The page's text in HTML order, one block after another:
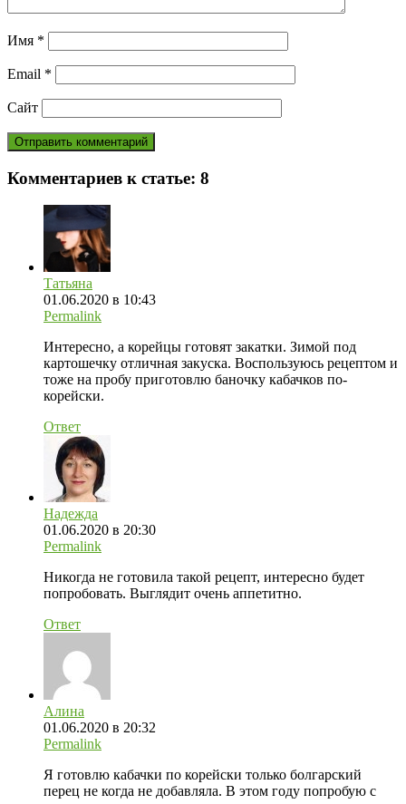
Имя *
Email *
Сайт
Комментариев к статье: 8
Татьяна
01.06.2020 в 10:43
Permalink
Интересно, а корейцы готовят закатки. Зимой под
картошечку отличная закуска. Воспользуюсь рецептом и
тоже на пробу приготовлю баночку кабачков по-
корейски.
Ответ
Надежда
01.06.2020 в 20:30
Permalink
Никогда не готовила такой рецепт, интересно будет
попробовать. Выглядит очень аппетитно.
Ответ
Алина
01.06.2020 в 20:32
Permalink
Я готовлю кабачки по корейски только болгарский
перец не когда не добавляла. В этом году попробую с